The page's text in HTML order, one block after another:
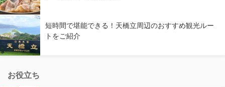
短時間で堪能できる！天橋立周辺のおすすめ観光ルー
トをご紹介
お役立ち